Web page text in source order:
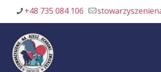
+48 735 084 106